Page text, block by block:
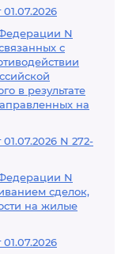
N
с
в результате
на
N 272-
N
сделок,
на жилые